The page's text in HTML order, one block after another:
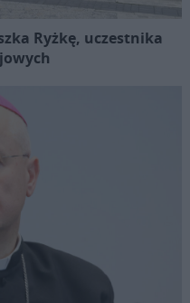
Ryżkę, uczestnika